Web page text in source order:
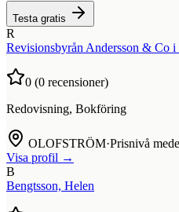
Testa gratis
R
Revisionsbyrån Andersson & Co
0 (0 recensioner)
Redovisning, Bokföring
OLOFSTRÖM·Prisnivå
Visa profil →
B
Bengtsson, Helen